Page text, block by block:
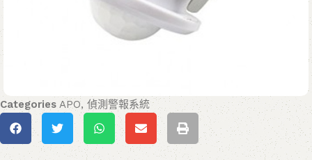
Categories APO, 偵測警報系統